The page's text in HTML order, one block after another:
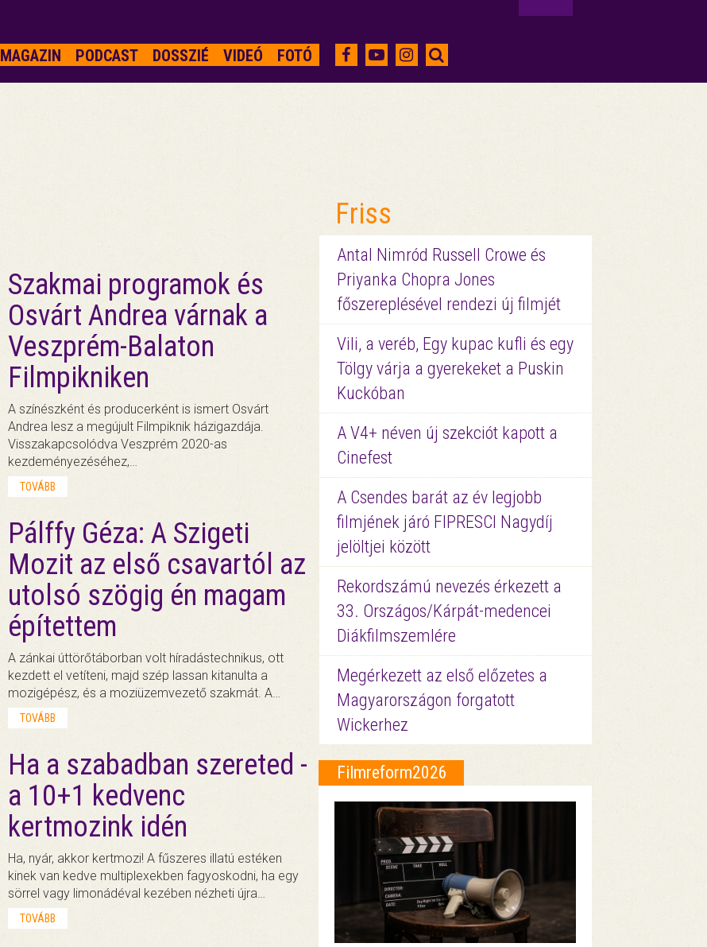
MAGAZIN PODCAST DOSSZIÉ VIDEÓ FOTÓ
Szakmai programok és
Osvárt Andrea várnak a
Veszprém-Balaton
Filmpikniken
A színészként és producerként is ismert Osvárt
Andrea lesz a megújult Filmpiknik házigazdája.
Visszakapcsolódva Veszprém 2020-as
kezdeményezéséhez,…
TOVÁBB
Pálffy Géza: A Szigeti
Mozit az első csavartól az
utolsó szögig én magam
építettem
A zánkai úttörőtáborban volt híradástechnikus, ott
kezdett el vetíteni, majd szép lassan kitanulta a
mozigépész, és a moziüzemvezető szakmát. A…
TOVÁBB
Ha a szabadban szereted -
a 10+1 kedvenc
kertmozink idén
Ha, nyár, akkor kertmozi! A fűszeres illatú estéken
kinek van kedve multiplexekben fagyoskodni, ha egy
sörrel vagy limonádéval kezében nézheti újra…
TOVÁBB
Friss
Antal Nimród Russell Crowe és
Priyanka Chopra Jones
főszereplésével rendezi új filmjét
Vili, a veréb, Egy kupac kufli és egy
Tölgy várja a gyerekeket a Puskin
Kuckóban
A V4+ néven új szekciót kapott a
Cinefest
A Csendes barát az év legjobb
filmjének járó FIPRESCI Nagydíj
jelöltjei között
Rekordszámú nevezés érkezett a
33. Országos/Kárpát-medencei
Diákfilmszemlére
Megérkezett az első előzetes a
Magyarországon forgatott
Wickerhez
Filmreform2026